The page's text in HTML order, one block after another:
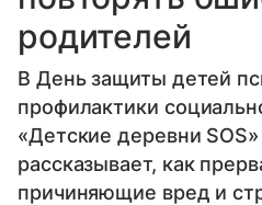
родителей
В День защиты детей
профилактики
«Детские деревни
рассказывает, как
причиняющие вред и